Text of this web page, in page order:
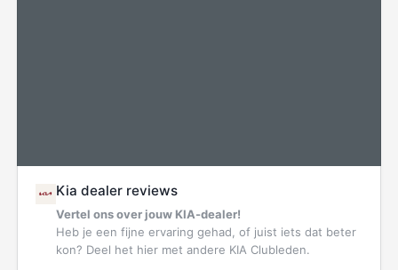
Kia dealer reviews
Vertel ons over jouw KIA-dealer!
Heb je een fijne ervaring gehad, of juist iets dat beter
kon? Deel het hier met andere KIA Clubleden.